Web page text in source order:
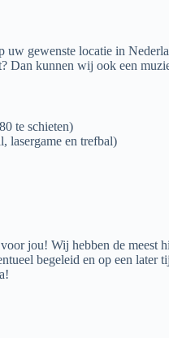
gewenste locatie in
Dan kunnen wij ook een
te schieten)
lasergame en trefbal)
jou! Wij hebben de meest
begeleid en op een